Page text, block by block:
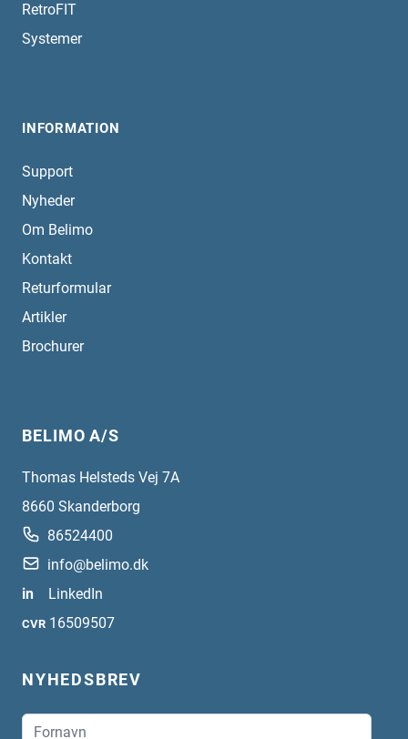
RetroFIT
Systemer
INFORMATION
Support
Nyheder
Om Belimo
Kontakt
Returformular
Artikler
Brochurer
BELIMO A/S
Thomas Helsteds Vej 7A
8660 Skanderborg
86524400
info@belimo.dk
in
LinkedIn
CVR 16509507
NYHEDSBREV